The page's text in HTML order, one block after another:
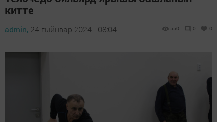
китте
admin, 24 гыйнвар 2024 - 08:04 550 0 0